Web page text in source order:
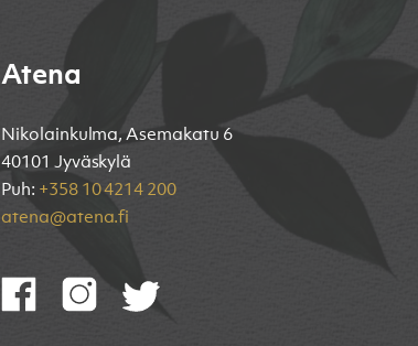
Atena
Nikolainkulma, Asemakatu 6
40101 Jyväskylä
Puh: +358 10 4214 200
atena@atena.fi